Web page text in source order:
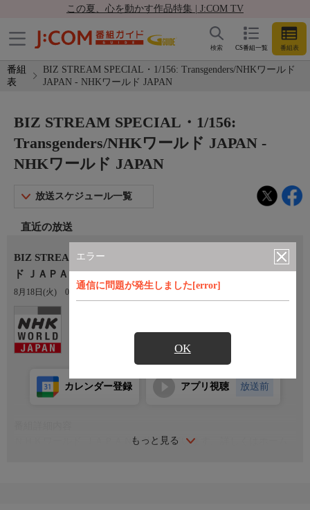
この夏、心を動かす作品特集 | J:COM TV
CS番組一覧 番組表
検索
番組
表
BIZ STREAM SPECIAL・1/156: Transgenders/NHKワールド
JAPAN - NHKワールド JAPAN
エラー
通信に問題が発生しました[error]
OK
BIZ STREAM SPECIAL・1/156:
Transgenders/NHKワールド JAPAN -
NHKワールド JAPAN
放送スケジュール一覧
直近の放送
BIZ STREAM SPECIAL・1/156: Transgenders/ＮＨＫワール
ド ＪＡＰＡＮ
8月18日(火) 06:10〜06:30
もっと見る
カレンダー登録 アプリ視聴 放送前
ＮＨＫワールド ＪＡＰＡＮを放送しています。詳しくはホーム